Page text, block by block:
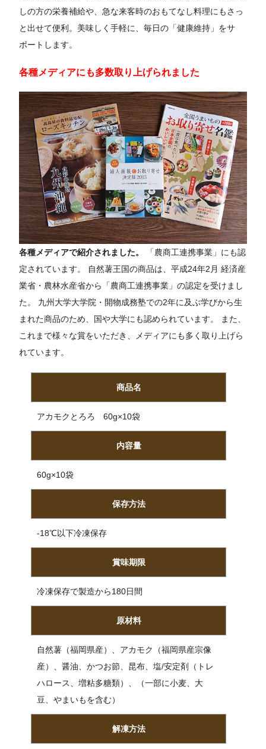
しの方の栄養補給や、急な来客時のおもてなし料理にもさっ
と出せて便利。美味しく手軽に、毎日の「健康維持」をサ
ポートします。
各種メディアにも多数取り上げられました
各種メディアで紹介されました。
「農商工連携事業」にも認
定されています。 自然薯王国の商品は、平成24年2月 経済産
業省・農林水産省から「農商工連携事業」の認定を受けまし
た。 九州大学大学院・開物成務塾での2年に及ぶ学びから生
まれた商品のため、国や大学にも認められています。 また、
これまで様々な賞をいただき、メディアにも多く取り上げら
れています。
商品名
アカモクとろろ 60g×10袋
内容量
60g×10袋
保存方法
-18℃以下冷凍保存
賞味期限
冷凍保存で製造から180日間
原材料
自然薯（福岡県産）、アカモク（福岡県産宗像
産）、醤油、かつお節、昆布、塩/安定剤（トレ
ハロース、増粘多糖類）、（一部に小麦、大
豆、やまいもを含む）
解凍方法